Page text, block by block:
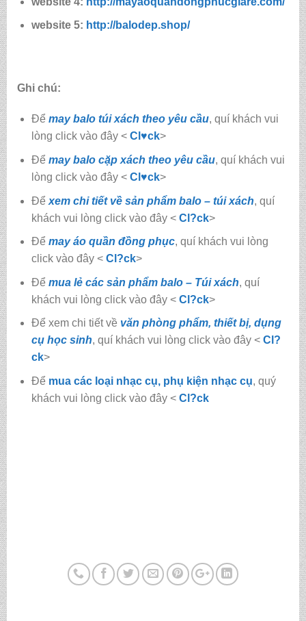
website 5: http://balodep.shop/
Ghi chú:
Để may balo túi xách theo yêu cầu, quí khách vui
lòng click vào đây < Cl♥ck>
Để may balo cặp xách theo yêu cầu, quí khách vui
lòng click vào đây < Cl♥ck>
Để xem chi tiết về sản phẩm balo – túi xách, quí
khách vui lòng click vào đây < Cl?ck>
Để may áo quần đồng phục, quí khách vui lòng
click vào đây < Cl?ck>
Để mua lẻ các sản phẩm balo – Túi xách, quí
khách vui lòng click vào đây < Cl?ck>
Để xem chi tiết về văn phòng phẩm, thiết bị, dụng
cụ học sinh, quí khách vui lòng click vào đây < Cl?
ck>
Để mua các loại nhạc cụ, phụ kiện nhạc cụ, quý
khách vui lòng click vào đây < Cl?ck